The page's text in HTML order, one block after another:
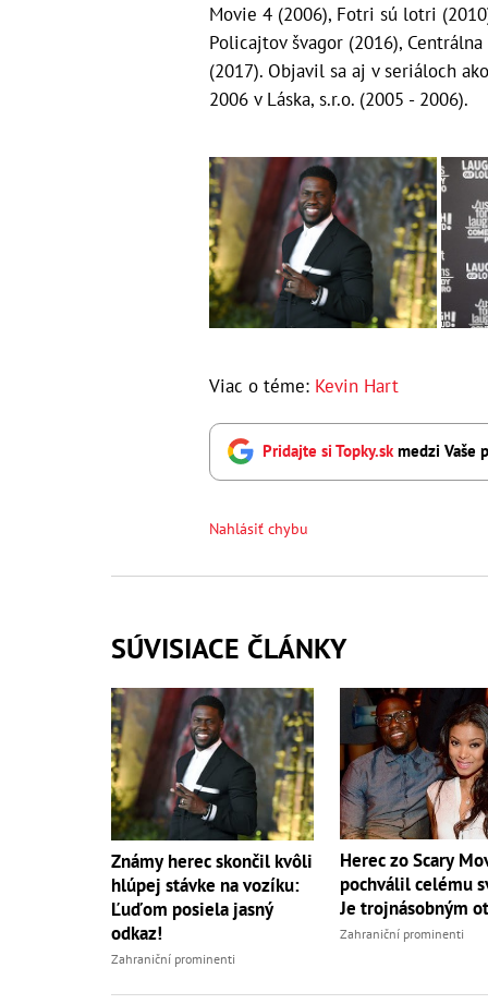
Movie 4 (2006), Fotri sú lotri
Policajtov švagor (2016),
(2017). Objavil sa aj v seriáloch
2006 v Láska, s.r.o. (2005 - 2006).
Viac o téme: Kevin Hart
Pridajte si Topky.skmedzi Vaše
Nahlásiť chybu
SÚVISIACE ČLÁNKY
Známy herec skončil kvôli
hlúpej stávke na vozíku:
Ľuďom posiela jasný
odkaz!
Zahraniční prominenti
Herec zo Scary
pochválil celému
Je trojnásobným
Zahraniční prominenti